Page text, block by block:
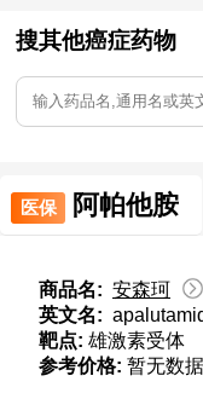
搜其他癌症药物
医保 阿帕他胺
商品名: 安森珂
英文名:
靶点: 雄激素受体
参考价格: 暂无数据